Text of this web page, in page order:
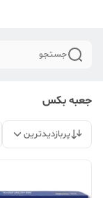
جستجو
جعبه بکس
پربازدیدترین